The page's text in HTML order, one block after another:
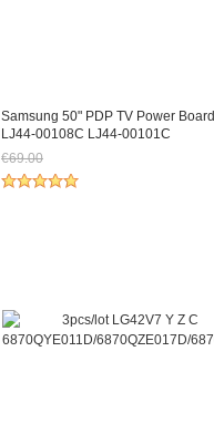
Samsung 50" PDP TV Power Board
LJ44-00108C LJ44-00101C
€69.00
Jetzt nur noch €64.17